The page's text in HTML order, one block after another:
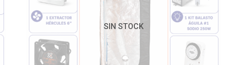
SIN STOCK